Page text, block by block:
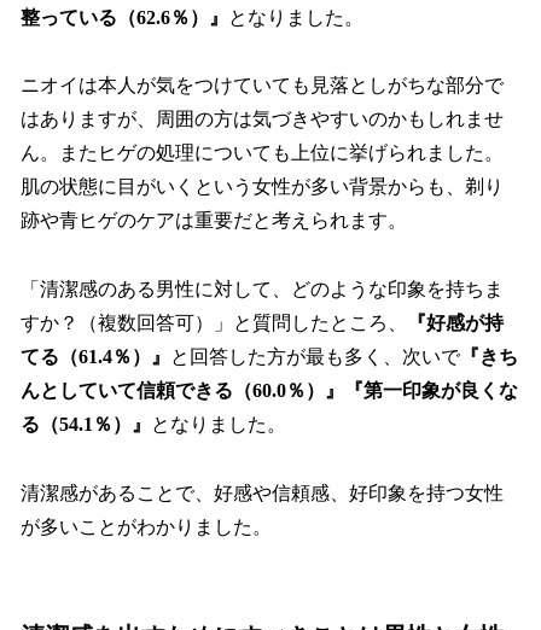
整っている（62.6％）』
となりました。
ニオイは本人が気をつけていても見落としがちな部分で
はありますが、周囲の方は気づきやすいのかもしれませ
ん。またヒゲの処理についても上位に挙げられました。
肌の状態に目がいくという女性が多い背景からも、剃り
跡や青ヒゲのケアは重要だと考えられます。
「清潔感のある男性に対して、どのような印象を持ちま
すか？（複数回答可）」と質問したところ、
『好感が持
てる（61.4％）』
と回答した方が最も多く、次いで『きち
んとしていて信頼できる（60.0％）』『第一印象が良くな
る（54.1％）』
となりました。
清潔感があることで、好感や信頼感、好印象を持つ女性
が多いことがわかりました。